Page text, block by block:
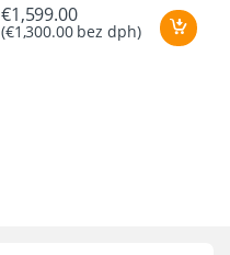
€1,599.00
(€1,300.00bez dph)